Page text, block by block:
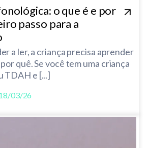
o que é e por
passo para a
a ler, a criança precisa aprender
quê. Se você tem uma criança
TDAH e [...]
03/26